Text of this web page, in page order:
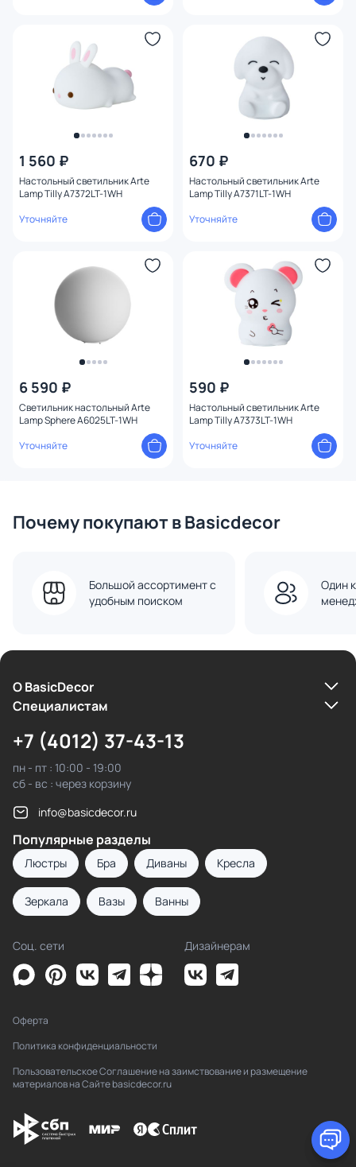
1 560 ₽
Настольный светильник Arte
Lamp Tilly A7372LT-1WH
Уточняйте
670 ₽
Настольный светильник Arte
Lamp Tilly A7371LT-1WH
Уточняйте
6 590 ₽
Светильник настольный Arte
Lamp Sphere A6025LT-1WH
Уточняйте
590 ₽
Настольный светильник Arte
Lamp Tilly A7373LT-1WH
Уточняйте
Почему покупают в Basicdecor
Большой ассортимент с
удобным поиском
Один
О BasicDecor
Cпециалистам
+7 (4012) 37-43-13
пн - пт : 10:00 - 19:00
сб - вс : через корзину
info@basicdecor.ru
Популярные разделы
Люстры Бра Диваны Кресла
Зеркала Вазы Ванны
Соц. сети Дизайнерам
Оферта
Политика конфиденциальности
Пользовательское Соглашение на заимствование и размещение
материалов на Сайте basicdecor.ru